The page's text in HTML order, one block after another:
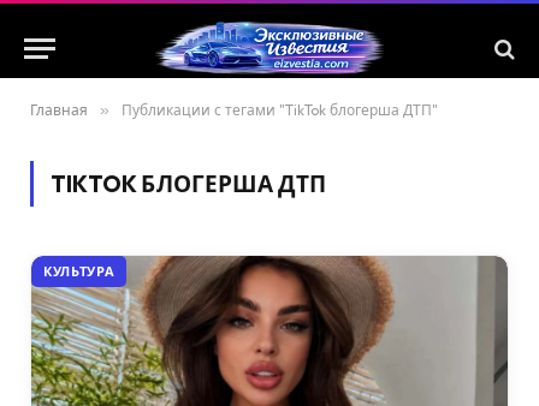
Главная » Публикации с тегами "TikTok блогерша ДТП"
TIKTOK БЛОГЕРША ДТП
КУЛЬТУРА